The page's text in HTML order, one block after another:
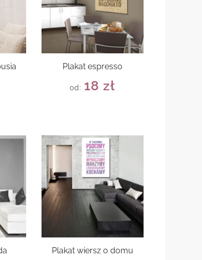
Plakat espresso
od: 18zł
Plakat wiersz o domu